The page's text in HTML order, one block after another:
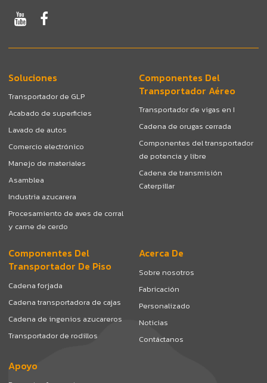
Soluciones
Transportador de GLP
Acabado de superficies
Lavado de autos
Comercio electrónico
Manejo de materiales
Asamblea
Industria azucarera
Procesamiento de aves de corral
y carne de cerdo
Componentes Del
Transportador Aéreo
Transportador de vigas en I
Cadena de orugas cerrada
Componentes del transportador
de potencia y libre
Cadena de transmisión
Caterpillar
Componentes Del
Transportador De Piso
Cadena forjada
Cadena transportadora de cajas
Cadena de ingenios azucareros
Transportador de rodillos
Acerca De
Sobre nosotros
Fabricación
Personalizado
Noticias
Contáctanos
Apoyo